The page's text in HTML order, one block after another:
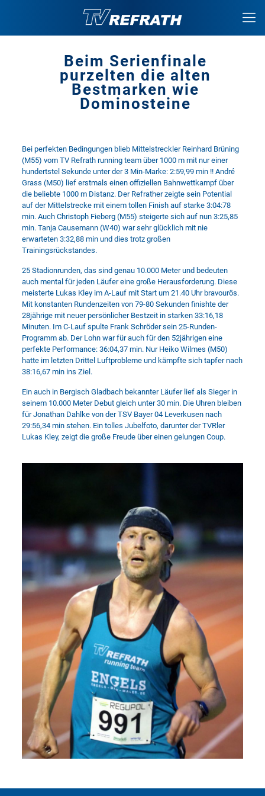
Beim Serienfinale
purzelten die alten
Bestmarken wie
Dominosteine
Bei perfekten Bedingungen blieb Mittelstreckler Reinhard Brüning
(M55) vom TV Refrath running team über 1000 m mit nur einer
hundertstel Sekunde unter der 3 Min-Marke: 2:59,99 min !! André
Grass (M50) lief erstmals einen offiziellen Bahnwettkampf über
die beliebte 1000 m Distanz. Der Refrather zeigte sein Potential
auf der Mittelstrecke mit einem tollen Finish auf starke 3:04:78
min. Auch Christoph Fieberg (M55) steigerte sich auf nun 3:25,85
min. Tanja Causemann (W40) war sehr glücklich mit nie
erwarteten 3:32,88 min und dies trotz großen
Trainingsrückstandes.
25 Stadionrunden, das sind genau 10.000 Meter und bedeuten
auch mental für jeden Läufer eine große Herausforderung. Diese
meisterte Lukas Kley im A-Lauf mit Start um 21.40 Uhr bravourös.
Mit konstanten Rundenzeiten von 79-80 Sekunden finishte der
28jährige mit neuer persönlicher Bestzeit in starken 33:16,18
Minuten. Im C-Lauf spulte Frank Schröder sein 25-Runden-
Programm ab. Der Lohn war für auch für den 52jährigen eine
perfekte Performance: 36:04,37 min. Nur Heiko Wilmes (M50)
hatte im letzten Drittel Luftprobleme und kämpfte sich tapfer nach
38:16,67 min ins Ziel.
Ein auch in Bergisch Gladbach bekannter Läufer lief als Sieger in
seinem 10.000 Meter Debut gleich unter 30 min. Die Uhren bleiben
für Jonathan Dahlke von der TSV Bayer 04 Leverkusen nach
29:56,34 min stehen. Ein tolles Jubelfoto, darunter der TVRler
Lukas Kley, zeigt die große Freude über einen gelungen Coup.